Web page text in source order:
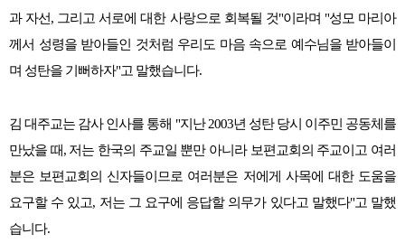
과 자선, 그리고 서로에 대한 사랑으로 회복될 것"이라며 "성모 마리아
께서 성령을 받아들인 것처럼 우리도 마음 속으로 예수님을 받아들이
며 성탄을 기뻐하자"고 말했습니다.
김 대주교는 감사 인사를 통해 "지난 2003년 성탄 당시 이주민 공동체를
만났을 때, 저는 한국의 주교일 뿐만 아니라 보편교회의 주교이고 여러
분은 보편교회의 신자들이므로 여러분은 저에게 사목에 대한 도움을
요구할 수 있고, 저는 그 요구에 응답할 의무가 있다고 말했다"고 말했
습니다.